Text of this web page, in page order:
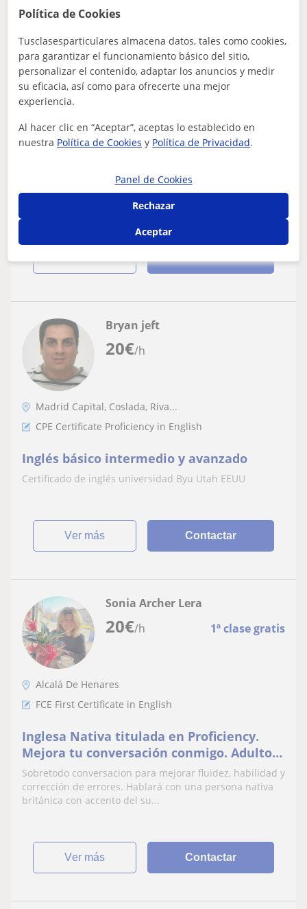
Alcalá De Henares
CPE Certificate Proficiency in English
Graduada en Relaciones Internacionales
ofrece clases de inglés y francés imparte
Profesora de inglés y francés imparte clases a niñ@s y
adolescentes de todas las edades. También se aceptan
grupos de hermanos y/o amigos....
20€/h
Bryan jeft
Madrid Capital, Coslada, Riva...
CPE Certificate Proficiency in English
Inglés básico intermedio y avanzado
Certificado de inglés universidad Byu Utah EEUU
ver más Contactar
20€/h 1ª clase gratis
Sonia Archer Lera
Alcalá De Henares
FCE First Certificate in English
Inglesa Nativa titulada en Proficiency.
Mejora tu conversación conmigo. Adultos
horario por mi horario12:00-16:00
Sobretodo conversacion para mejorar fluidez, habilidad y
corrección de errores. Hablará con una persona nativa
británica con accento del su...
ver más Contactar
Política de Cookies
Tusclasesparticulares almacena datos, tales como cookies,
para garantizar el funcionamiento básico del sitio,
personalizar el contenido, adaptar los anuncios y medir
su eficacia, así como para ofrecerte una mejor
experiencia.
Al hacer clic en “Aceptar”, aceptas lo establecido en
nuestra Política de Cookies y Política de Privacidad.
Panel de Cookies
Rechazar
Aceptar